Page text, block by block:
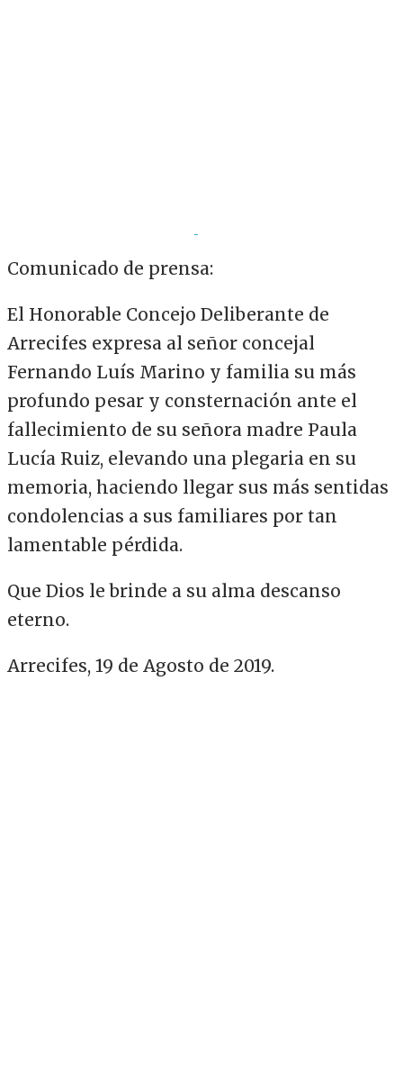
Comunicado de prensa:
El Honorable Concejo Deliberante de
Arrecifes expresa al señor concejal
Fernando Luís Marino y familia su más
profundo pesar y consternación ante el
fallecimiento de su señora madre Paula
Lucía Ruiz, elevando una plegaria en su
memoria, haciendo llegar sus más sentidas
condolencias a sus familiares por tan
lamentable pérdida.
Que Dios le brinde a su alma descanso
eterno.
Arrecifes, 19 de Agosto de 2019.